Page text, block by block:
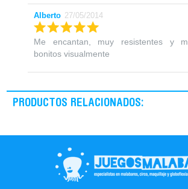
Alberto 27/05/2014
Me encantan, muy resistentes y
bonitos visualmente
PRODUCTOS RELACIONADOS: